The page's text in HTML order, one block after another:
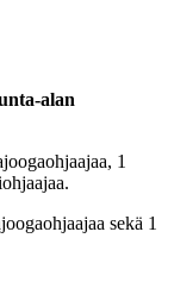
alan
1
sekä 1